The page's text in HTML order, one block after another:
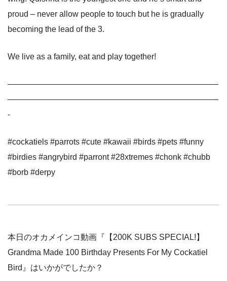
proud – never allow people to touch but he is gradually
becoming the lead of the 3.
We live as a family, eat and play together!
——————————————————————————
——————————————————————————
-
#cockatiels #parrots #cute #kawaii #birds #pets #funny
#birdies #angrybird #parront #28xtremes #chonk #chubb
#borb #derpy
本日のオカメインコ動画『【200K SUBS SPECIAL!】
Grandma Made 100 Birthday Presents For My Cockatiel
Bird』はいかがでしたか？